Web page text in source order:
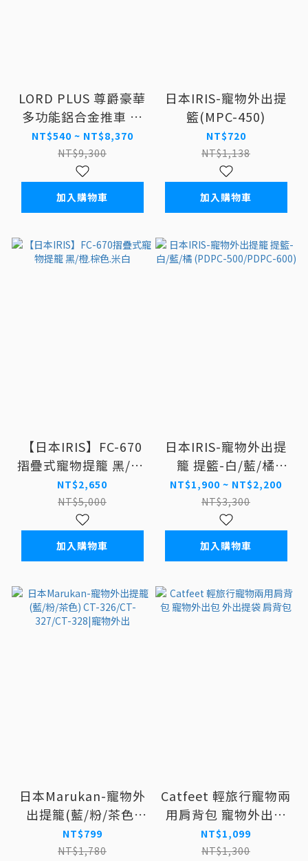
LORD PLUS 尊爵豪華
多功能鋁合金推車 寵
物推車
NT$540 ~ NT$8,370
NT$9,300
加入購物車
日本IRIS-寵物外出提
籃(MPC-450)
NT$720
NT$1,138
加入購物車
【日本IRIS】FC-670
摺疊式寵物提籠 黑/橙.
棕色.米白
NT$2,650
NT$5,000
加入購物車
日本IRIS-寵物外出提
籠 提籃-白/藍/橘
(PDPC-500/PDPC-
600)
NT$1,900 ~ NT$2,200
NT$3,300
加入購物車
日本Marukan-寵物外
出提籠(藍/粉/茶色)
CT-326/CT-327/CT-
328|寵物外出
NT$799
NT$1,780
Catfeet 輕旅行寵物兩
用肩背包 寵物外出包
外出提袋 肩背包
NT$1,099
NT$1,300